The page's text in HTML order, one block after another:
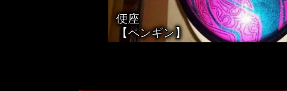
便座
【ペンギン】